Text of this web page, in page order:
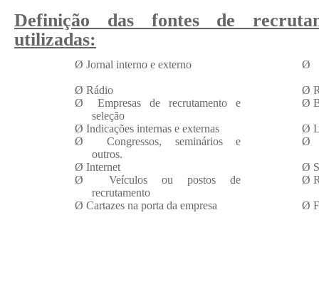
Definição das fontes de
utilizadas:
Ø Jornal interno e externo
Ø
Ø Rádio Ø
Ø
Empresas de recrutamento e
seleção
Ø
Ø Indicações internas e externas Ø
Ø
Congressos, seminários e
outros.
Ø
Ø Internet Ø
Ø
Veículos ou postos de
recrutamento
Ø
Ø Cartazes na porta da empresa Ø